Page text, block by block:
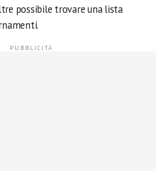
possibile trovare una lista